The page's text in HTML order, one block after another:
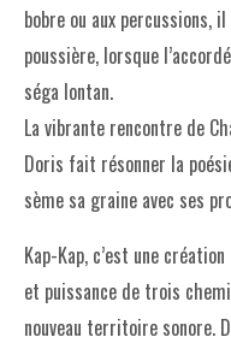
bobre ou aux percussions,
poussière, lorsque
séga lontan.
La vibrante rencontre de
Doris fait résonner la
sème sa graine avec ses
Kap-Kap, c’est une
et puissance de trois
nouveau territoire sonore.